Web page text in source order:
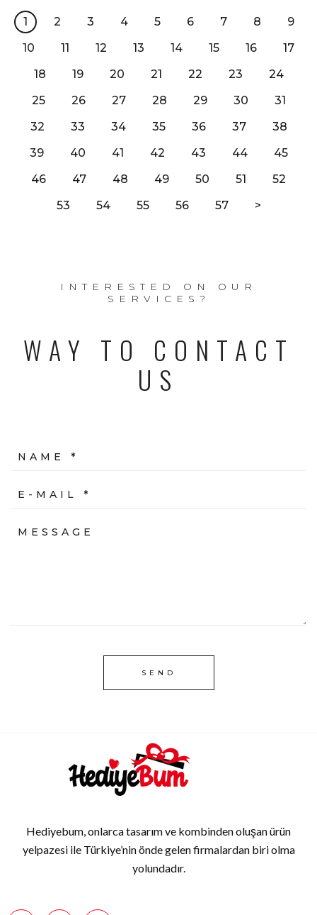
1 2 3 4 5 6 7 8
9
10
11 12 13 14 15 16
17
18
19 20 21 22 23
24
25
26 27 28 29 30
31
32
33 34 35 36 37
38
39
40 41 42 43 44
45
46
47 48 49 50 51
52
53
54 55 56 57 >
INTERESTED ON OUR
SERVICES?
WAY TO CONTACT
US
Hediyebum, onlarca tasarım ve kombinden oluşan ürün
yelpazesi ile Türkiye’nin önde gelen firmalardan biri olma
yolundadır.